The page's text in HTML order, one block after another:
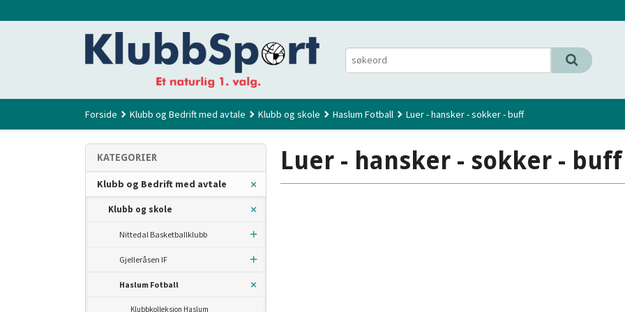
til
Forside Klubb og Bedrift med avtale Klubb og skole Haslum Fotball Luer - hansker - sokker - buff
Luer - hansker - sokker - buff
KATEGORIER
Klubb og Bedrift med avtale
Klubb og skole
Nittedal Basketballklubb
Gjelleråsen IF
Haslum Fotball
Klubbkolleksjon Haslum